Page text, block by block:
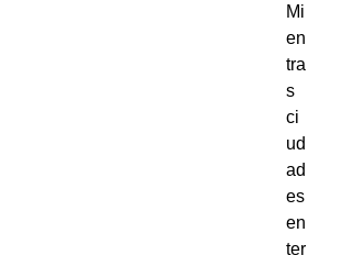
Mi
en
tra
s
ci
ud
ad
es
en
ter